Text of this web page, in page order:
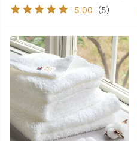
5.00 （5）